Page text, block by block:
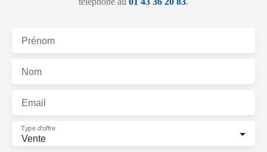
Prénom
Nom
Email
Vente
Type d'offre